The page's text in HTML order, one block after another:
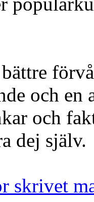
och en
och
dej själv.
skrivet